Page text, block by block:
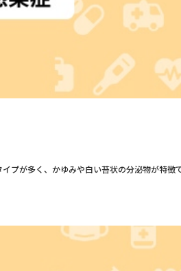
プが多く、かゆみや白い苔状の分泌物が特徴